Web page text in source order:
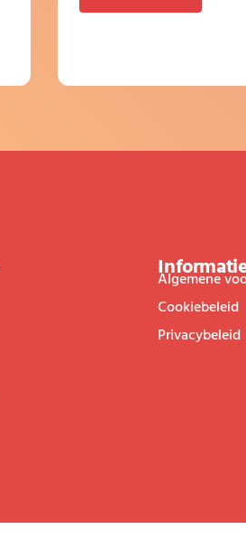
Algemene
Cookiebeleid
Privacybeleid